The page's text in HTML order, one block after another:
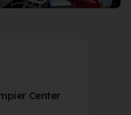
Center